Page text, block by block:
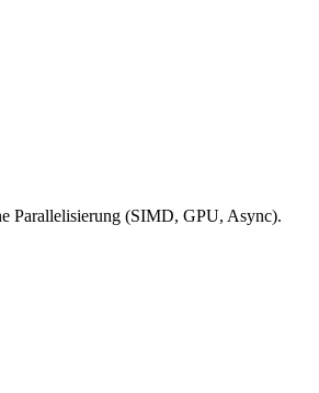
Parallelisierung (SIMD, GPU, Async).